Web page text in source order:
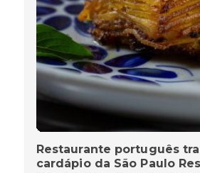
Restaurante português
cardápio da São Paulo